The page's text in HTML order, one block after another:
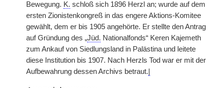
Bewegung. K. schloß sich 1896 Herzl an; wurde auf dem
ersten Zionistenkongreß in das engere Aktions-Komitee
gewählt, dem er bis 1905 angehörte. Er stellte den Antrag
auf Gründung des „Jüd. Nationalfonds“ Keren Kajemeth
zum Ankauf von Siedlungsland in Palästina und leitete
diese Institution bis 1907. Nach Herzls Tod war er mit der
Aufbewahrung dessen Archivs betraut.